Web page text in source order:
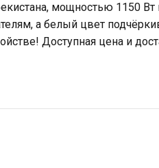
мощностью 1150
а белый цвет
Доступная цена и